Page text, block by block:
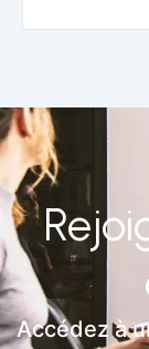
Accédez à